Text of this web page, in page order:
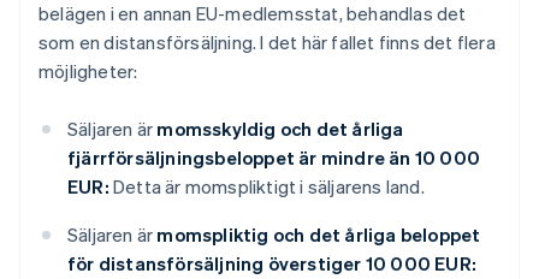
belägen i en annan EU-medlemsstat, behandlas det
som en distansförsäljning. I det här fallet finns det flera
möjligheter:
Säljaren är momsskyldig och det årliga
fjärrförsäljningsbeloppet är mindre än 10 000
EUR: Detta är momspliktigt i säljarens land.
Säljaren är momspliktig och det årliga beloppet
för distansförsäljning överstiger 10 000 EUR: